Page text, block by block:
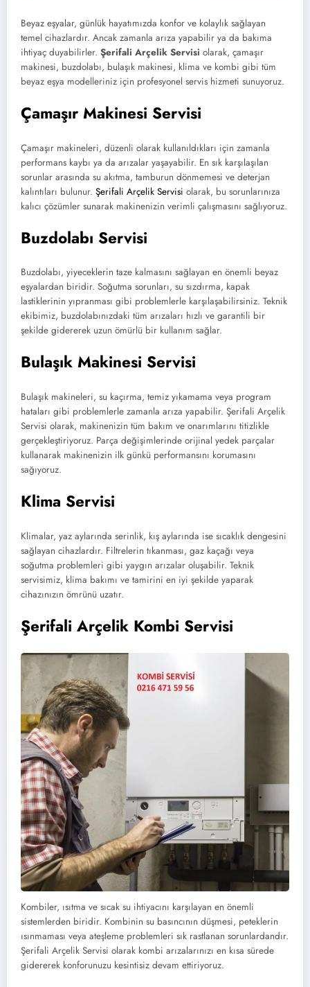
Beyaz eşyalar, günlük hayatımızda konfor ve kolaylık sağlayan
temel cihazlardır. Ancak zamanla arıza yapabilir ya da bakıma
ihtiyaç duyabilirler. Şerifali Arçelik Servisi olarak, çamaşır
makinesi, buzdolabı, bulaşık makinesi, klima ve kombi gibi tüm
beyaz eşya modelleriniz için profesyonel servis hizmeti sunuyoruz.
Çamaşır Makinesi Servisi
Çamaşır makineleri, düzenli olarak kullanıldıkları için zamanla
performans kaybı ya da arızalar yaşayabilir. En sık karşılaşılan
sorunlar arasında su akıtma, tamburun dönmemesi ve deterjan
kalıntıları bulunur. Şerifali Arçelik Servisi olarak, bu sorunlarınıza
kalıcı çözümler sunarak makinenizin verimli çalışmasını sağlıyoruz.
Buzdolabı Servisi
Buzdolabı, yiyeceklerin taze kalmasını sağlayan en önemli beyaz
eşyalardan biridir. Soğutma sorunları, su sızdırma, kapak
lastiklerinin yıpranması gibi problemlerle karşılaşabilirsiniz. Teknik
ekibimiz, buzdolabınızdaki tüm arızaları hızlı ve garantili bir
şekilde gidererek uzun ömürlü bir kullanım sağlar.
Bulaşık Makinesi Servisi
Bulaşık makineleri, su kaçırma, temiz yıkamama veya program
hataları gibi problemlerle zamanla arıza yapabilir. Şerifali Arçelik
Servisi olarak, makinenizin tüm bakım ve onarımlarını titizlikle
gerçekleştiriyoruz. Parça değişimlerinde orijinal yedek parçalar
kullanarak makinenizin ilk günkü performansını korumasını
sağıyoruz.
Klima Servisi
Klimalar, yaz aylarında serinlik, kış aylarında ise sıcaklık dengesini
sağlayan cihazlardır. Filtrelerin tıkanması, gaz kaçağı veya
soğutma problemleri gibi yaygın arızalar oluşabilir. Teknik
servisimiz, klima bakımı ve tamirini en iyi şekilde yaparak
cihazınızın ömrünü uzatır.
Şerifali Arçelik Kombi Servisi
Kombiler, ısıtma ve sıcak su ihtiyacını karşılayan en önemli
sistemlerden biridir. Kombinin su basıncının düşmesi, peteklerin
ısınmaması veya ateşleme problemleri sık rastlanan sorunlardandır.
Şerifali Arçelik Servisi olarak kombi arızalarınızı en kısa sürede
gidererek konforunuzu kesintisiz devam ettiriyoruz.